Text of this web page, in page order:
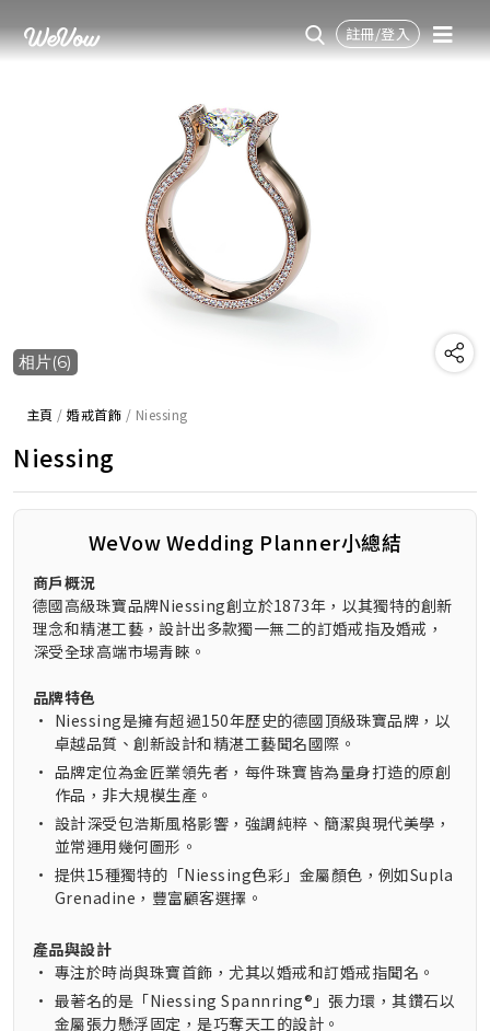
註冊/登入
相片(6)
主頁 /婚戒首飾 / Niessing
Niessing
WeVow Wedding Planner小總結
商戶概況
德國高級珠寶品牌Niessing創立於1873年，以其獨特的創新
理念和精湛工藝，設計出多款獨一無二的訂婚戒指及婚戒，
深受全球高端市場青睞。
品牌特色
• Niessing是擁有超過150年歷史的德國頂級珠寶品牌，以
卓越品質、創新設計和精湛工藝聞名國際。
• 品牌定位為金匠業領先者，每件珠寶皆為量身打造的原創
作品，非大規模生產。
• 設計深受包浩斯風格影響，強調純粹、簡潔與現代美學，
並常運用幾何圖形。
• 提供15種獨特的「Niessing色彩」金屬顏色，例如Supla
Grenadine，豐富顧客選擇。
產品與設計
• 專注於時尚與珠寶首飾，尤其以婚戒和訂婚戒指聞名。
• 最著名的是「Niessing Spannring®」張力環，其鑽石以
金屬張力懸浮固定，是巧奪天工的設計。